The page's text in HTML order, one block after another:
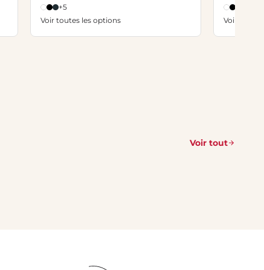
+5
Voir toutes les options
Voir
Voir tout